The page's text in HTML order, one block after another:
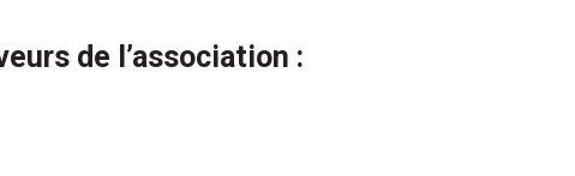
de l’association :